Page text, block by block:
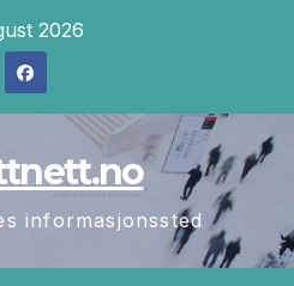
2026
informasjonssted